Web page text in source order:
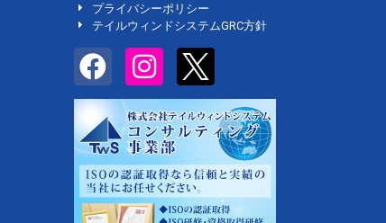
プライバシーポリシー
テイルウィンドシステムGRC方針